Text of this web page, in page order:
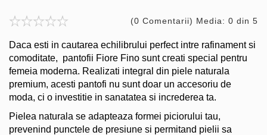
(0 Comentarii) Media: 0 din 5
Daca esti in cautarea echilibrului perfect intre rafinament si
comoditate, pantofii Fiore Fino sunt creati special pentru
femeia moderna. Realizati integral din piele naturala
premium, acesti pantofi nu sunt doar un accesoriu de
moda, ci o investitie in sanatatea si increderea ta.
Pielea naturala se adapteaza formei piciorului tau,
prevenind punctele de presiune si permitand pielii sa